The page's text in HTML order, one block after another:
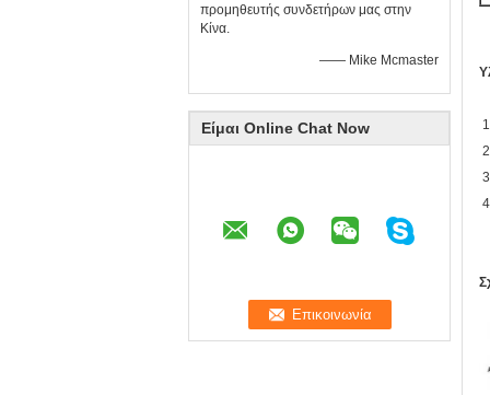
προμηθευτής συνδετήρων μας στην
Κίνα.
—— Mike Mcmaster
Είμαι Online Chat Now